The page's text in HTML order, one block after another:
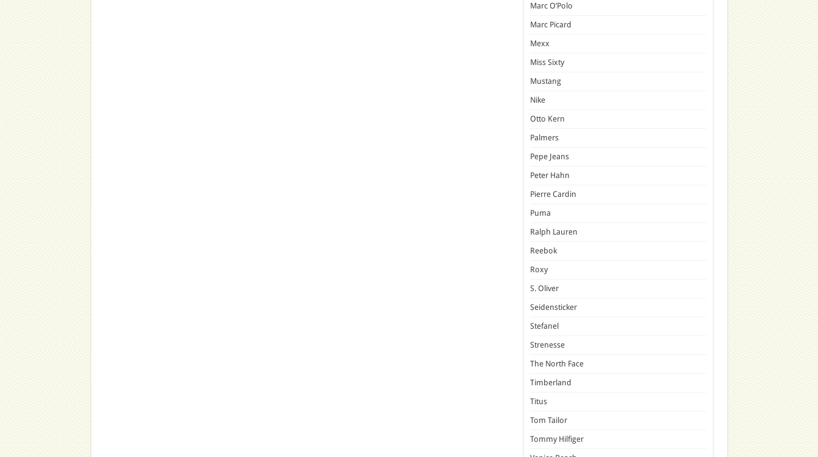
Marc O’Polo
Marc Picard
Mexx
Miss Sixty
Mustang
Nike
Otto Kern
Palmers
Pepe Jeans
Peter Hahn
Pierre Cardin
Puma
Ralph Lauren
Reebok
Roxy
S. Oliver
Seidensticker
Stefanel
Strenesse
The North Face
Timberland
Titus
Tom Tailor
Tommy Hilfiger